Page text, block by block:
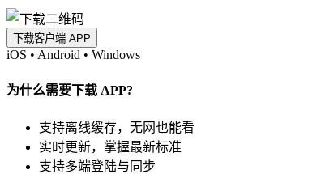
下载客户端 APP
iOS • Android • Windows
为什么需要下载 APP?
支持离线缓存，无网也能看
实时更新，掌握最新标准
支持多端登陆与同步